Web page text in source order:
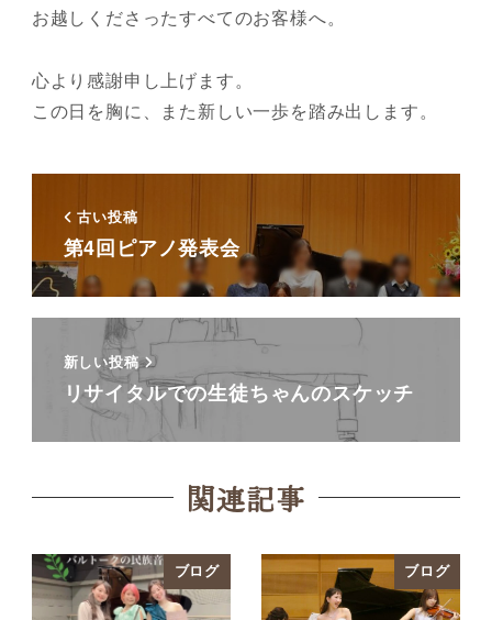
お越しくださったすべてのお客様へ。
心より感謝申し上げます。
この日を胸に、また新しい一歩を踏み出します。
古い投稿
第4回ピアノ発表会
新しい投稿
リサイタルでの生徒ちゃんのスケッチ
関連記事
ブログ ブログ